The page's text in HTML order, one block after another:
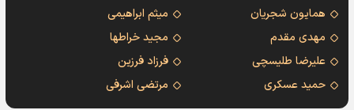
همایون شجریان
میثم ابراهیمی
مهدی مقدم
مجید خراطها
علیرضا طلیسچی
فرزاد فرزین
حمید عسکری
مرتضی اشرفی